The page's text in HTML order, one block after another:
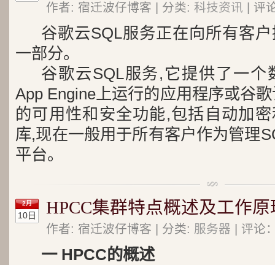
作者: 宿迁波仔博客 | 分类: 科技资讯 | 评
谷歌云SQL服务正在向所有客
一部分。
谷歌云SQL服务,它提供了一个
App Engine上运行的应用程序或谷
的可用性和安全功能,包括自动加
库,现在一般用于所有客户作为管理
平台。
2月
10日 HPCC集群特点概述及工作原
作者: 宿迁波仔博客 | 分类: 服务器 | 评论
一 HPCC的概述